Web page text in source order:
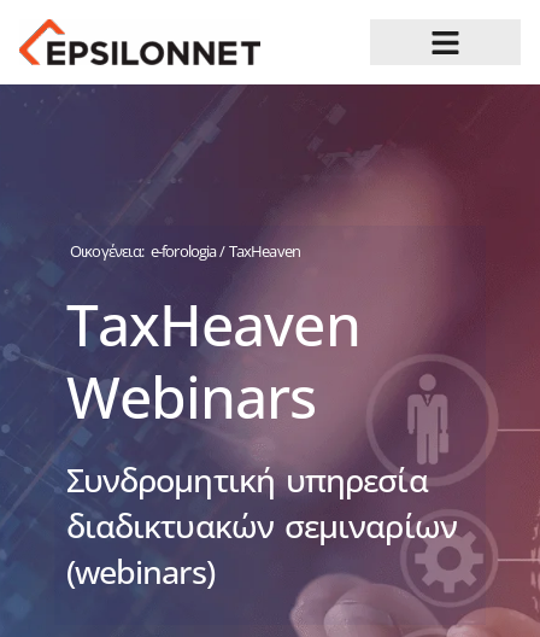
Οικογένεια: e-forologia / TaxHeaven
TaxHeaven
Webinars
Συνδρομητική υπηρεσία
διαδικτυακών σεμιναρίων
(webinars)